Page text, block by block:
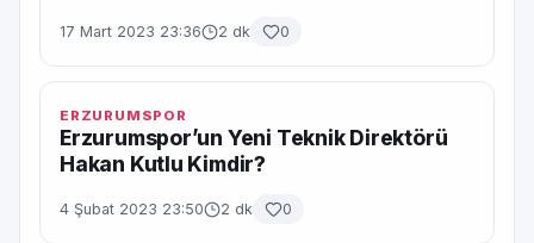
17 Mart 2023 23:36 2 dk 0
ERZURUMSPOR
Erzurumspor’un Yeni Teknik Direktörü
Hakan Kutlu Kimdir?
4 Şubat 2023 23:50 2 dk 0